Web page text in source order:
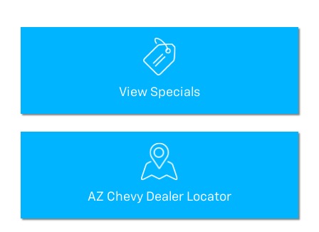
View Specials
AZ Chevy Dealer Locator